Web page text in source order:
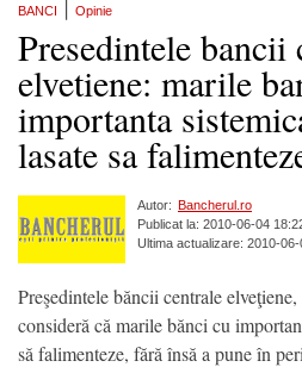
BANCI Opinie
Presedintele bancii
elvetiene: marile
importanta
lasate sa
Autor: Bancherul.ro
Publicat la: 2010-06-04
Ultima actualizare: 2010-
Preşedintele băncii centrale
consideră că marile bănci cu
să falimenteze, fără însă a pune în